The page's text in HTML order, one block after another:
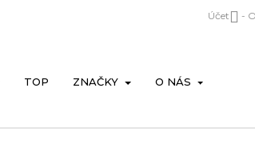
Účet  -
TOP ZNAČKY O NÁS